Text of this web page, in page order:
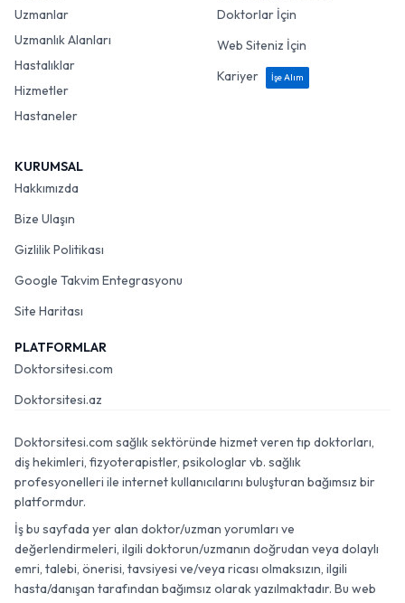
Uzmanlar
Uzmanlık Alanları
Hastalıklar
Hizmetler
Hastaneler
Doktorlar İçin
Web Siteniz İçin
Kariyer
İşe Alım
KURUMSAL
Hakkımızda
Bize Ulaşın
Gizlilik Politikası
Google Takvim Entegrasyonu
Site Haritası
PLATFORMLAR
Doktorsitesi.com
Doktorsitesi.az
Doktorsitesi.com sağlık sektöründe hizmet veren tıp doktorları,
diş hekimleri, fizyoterapistler, psikologlar vb. sağlık
profesyonelleri ile internet kullanıcılarını buluşturan bağımsız bir
platformdur.
İş bu sayfada yer alan doktor/uzman yorumları ve
değerlendirmeleri, ilgili doktorun/uzmanın doğrudan veya dolaylı
emri, talebi, önerisi, tavsiyesi ve/veya ricası olmaksızın, ilgili
hasta/danışan tarafından bağımsız olarak yazılmaktadır. Bu web